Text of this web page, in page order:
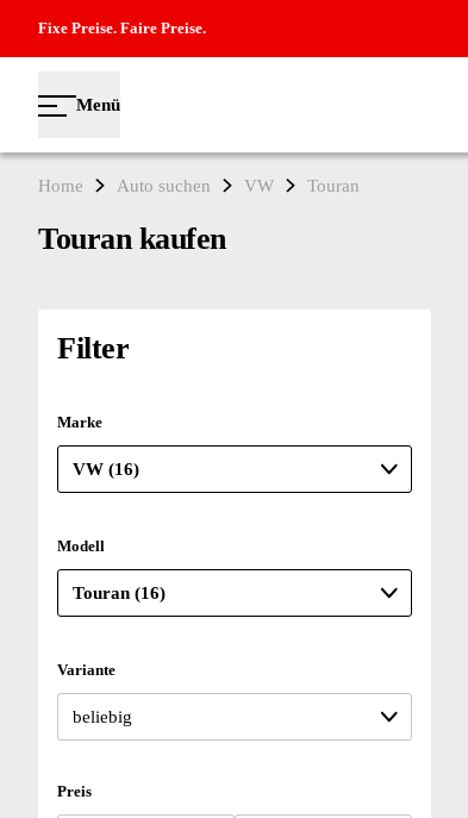
Fixe Preise. Faire Preise.
Menü
Home Auto suchen VW Touran
Touran kaufen
Filter
Marke
Modell
Variante
Preis